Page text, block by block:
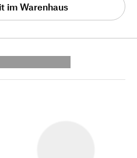
im Warenhaus